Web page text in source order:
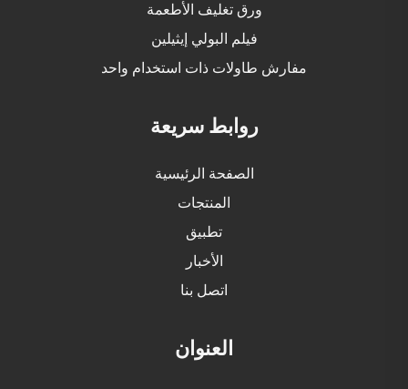
ورق تغليف الأطعمة
فيلم البولي إيثيلين
مفارش طاولات ذات استخدام واحد
روابط سريعة
الصفحة الرئيسية
المنتجات
تطبيق
الأخبار
اتصل بنا
العنوان